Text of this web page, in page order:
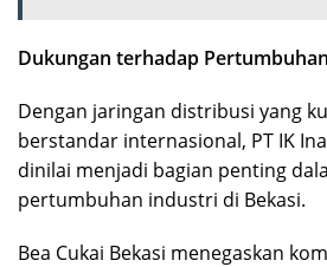
Dukungan terhadap
Dengan jaringan distribusi yang
berstandar internasional, PT IK
dinilai menjadi bagian penting
pertumbuhan industri di Bekasi.
Bea Cukai Bekasi menegaskan